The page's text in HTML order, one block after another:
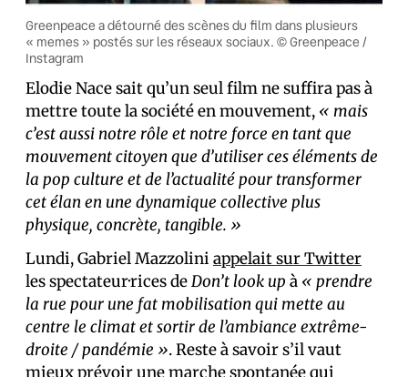
Greenpeace a détourné des scènes du film dans plusieurs
« memes » postés sur les réseaux sociaux. © Greenpeace /
Instagram
Elodie Nace sait qu’un seul film ne suffira pas à
mettre toute la société en mouvement, « mais
c’est aussi notre rôle et notre force en tant que
mouvement citoyen que d’utiliser ces éléments de
la pop culture et de l’actualité pour transformer
cet élan en une dynamique collective plus
physique, concrète, tangible. »
Lundi, Gabriel Mazzolini appelait sur Twitter
les spectateur·rices deDon’t look up à « prendre
la rue pour une fat mobilisation qui mette au
centre le climat et sortir de l’ambiance extrême-
droite / pandémie ». Reste à savoir s’il vaut
mieux prévoir une marche spontanée qui